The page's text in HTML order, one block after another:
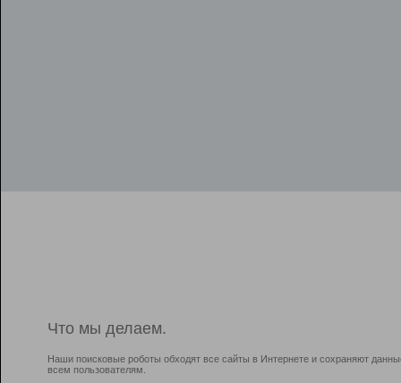
Что мы делаем.
Наши поисковые роботы обходят все сайты в Интернете и сохраняют
всем пользователям.